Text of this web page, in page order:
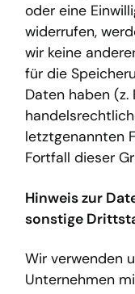
oder eine
widerrufen,
wir keine
für die
Daten haben
letztgenannten
Fortfall dieser
Hinweis zur
sonstige
Wir verwenden
Unternehmen